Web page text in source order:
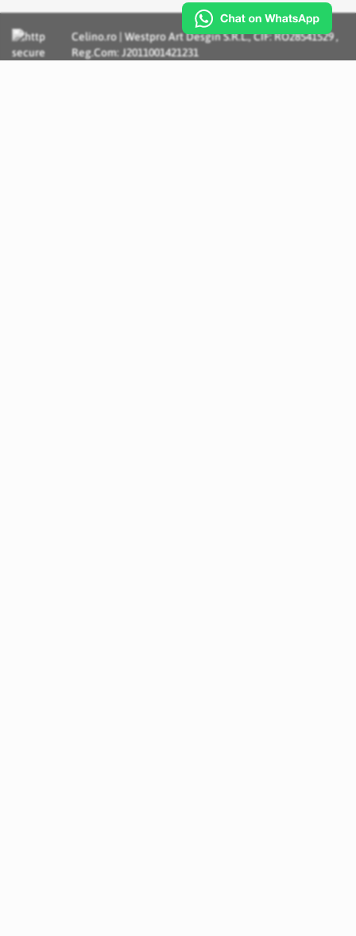
Celino.ro | Westpro Art Desgin S.R.L., CIF: RO28541529 ,
Reg.Com: J2011001421231